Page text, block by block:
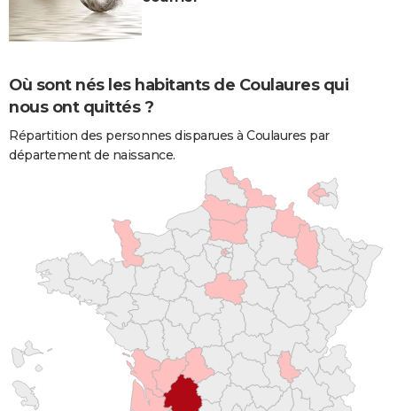
Où sont nés les habitants de Coulaures qui
nous ont quittés ?
Répartition des personnes disparues à Coulaures par
département de naissance.